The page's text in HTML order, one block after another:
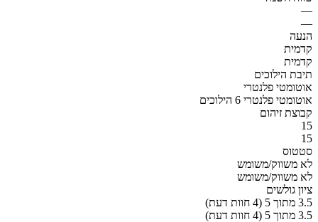
—
—
הנעה
קדמית
קדמית
תיבת הילוכים
אוטומטי פלנטרי
אוטומטי פלנטרי 6 הילוכים
קבוצת זיהום
15
15
סטטוס
לא משווק/משומש
לא משווק/משומש
ציון גולשים
3.5 מתוך 5 (4 חוות דעת)
3.5 מתוך 5 (4 חוות דעת)